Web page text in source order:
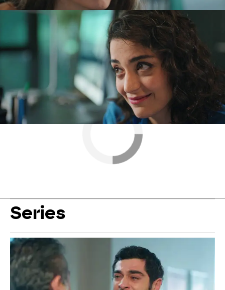
» Tras el cristal » Mejores momentos
Series